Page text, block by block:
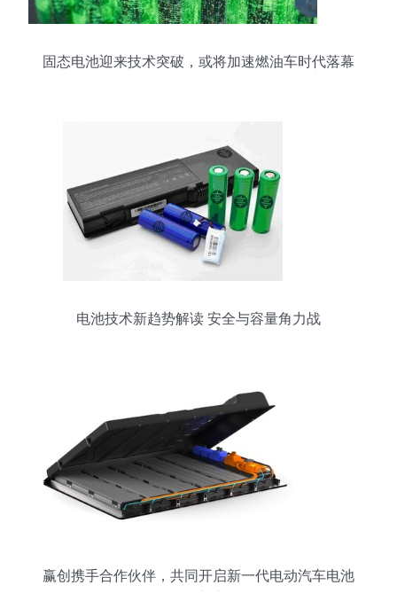
固态电池迎来技术突破，或将加速燃油车时代落幕
电池技术新趋势解读 安全与容量角力战
赢创携手合作伙伴，共同开启新一代电动汽车电池